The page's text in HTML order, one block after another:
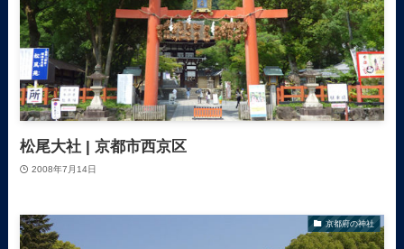
松尾大社 | 京都市西京区
2008年7月14日
京都府の神社